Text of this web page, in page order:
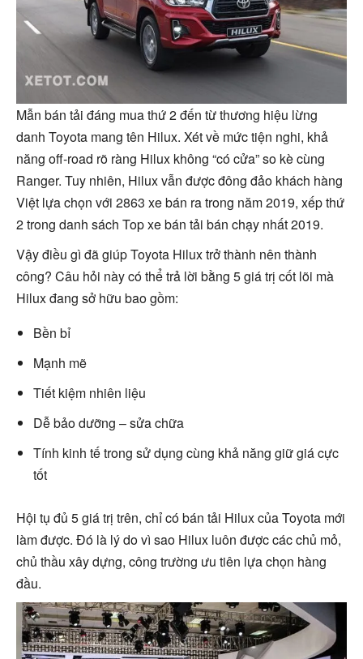
Mẫn bán tải đáng mua thứ 2 đến từ thương hiệu lừng
danh Toyota mang tên Hilux. Xét về mức tiện nghi, khả
năng off-road rõ ràng Hilux không “có cửa” so kè cùng
Ranger. Tuy nhiên, Hilux vẫn được đông đảo khách hàng
Việt lựa chọn với 2863 xe bán ra trong năm 2019, xếp thứ
2 trong danh sách Top xe bán tải bán chạy nhất 2019.
Vậy điều gì đã giúp Toyota Hilux trở thành nên thành
công? Câu hỏi này có thể trả lời bằng 5 giá trị cốt lõi mà
Hilux đang sở hữu bao gồm:
Bền bỉ
Mạnh mẽ
Tiết kiệm nhiên liệu
Dễ bảo dưỡng – sửa chữa
Tính kinh tế trong sử dụng cùng khả năng giữ giá cực
tốt
Hội tụ đủ 5 giá trị trên, chỉ có bán tải Hilux của Toyota mới
làm được. Đó là lý do vì sao Hilux luôn được các chủ mỏ,
chủ thầu xây dựng, công trường ưu tiên lựa chọn hàng
đầu.